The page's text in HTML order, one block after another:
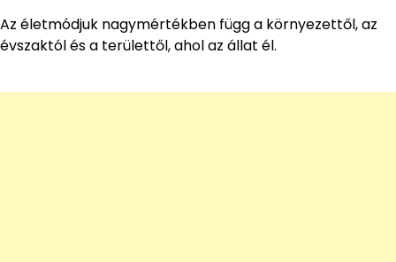
Az életmódjuk nagymértékben függ a környezettől, az
évszaktól és a területtől, ahol az állat él.